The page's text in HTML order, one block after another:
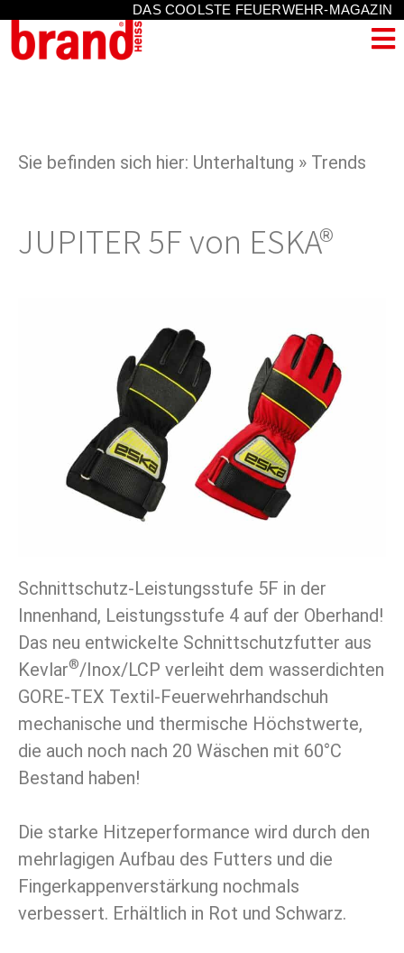
DAS COOLSTE FEUERWEHR-MAGAZIN
Sie befinden sich hier: Unterhaltung » Trends
JUPITER 5F von ESKA®
Schnittschutz-Leistungsstufe 5F in der
Innenhand, Leistungsstufe 4 auf der Oberhand!
Das neu entwickelte Schnittschutzfutter aus
Kevlar®/Inox/LCP verleiht dem wasserdichten
GORE-TEX Textil-Feuerwehrhandschuh
mechanische und thermische Höchstwerte,
die auch noch nach 20 Wäschen mit 60°C
Bestand haben!
Die starke Hitzeperformance wird durch den
mehrlagigen Aufbau des Futters und die
Fingerkappenverstärkung nochmals
verbessert. Erhältlich in Rot und Schwarz.